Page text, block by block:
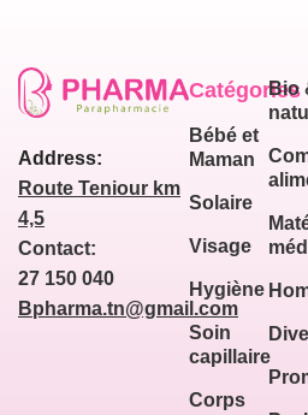
Address:
Route Teniour km
4,5
Contact:
27 150 040
Bpharma.tn@gmail.com
Catégories
Bébé et
Maman
Solaire
Visage
Hygiène
Soin
capillaire
Corps
Bio